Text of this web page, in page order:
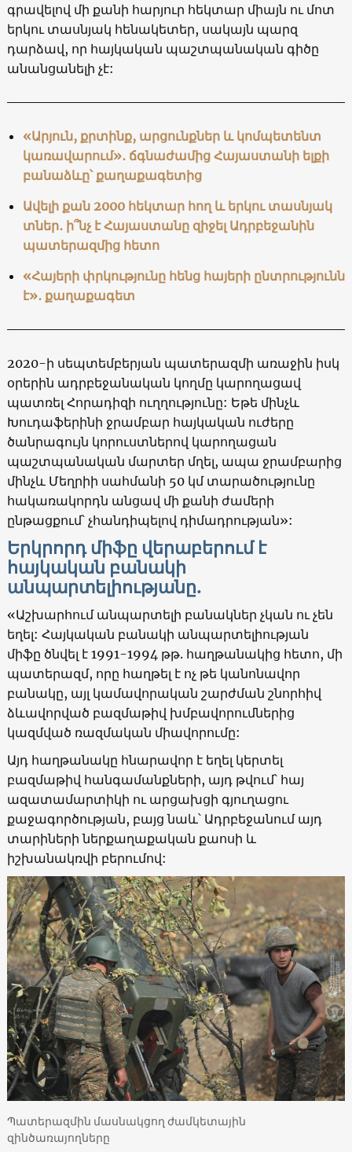
գրավելով մի քանի հարյուր հեկտար միայն ու մոտ
երկու տասնյակ հենակետեր, սակայն պարզ
դարձավ, որ հայկական պաշտպանական գիծը
անանցանելի չէ:
«Արյուն, քրտինք, արցունքներ և կոմպետենտ
կառավարում»․ ճգնաժամից Հայաստանի ելքի
բանաձևը՝ քաղաքագետից
Ավելի քան 2000 հեկտար հող և երկու տասնյակ
տներ․ ի՞նչ է Հայաստանը զիջել Ադրբեջանին
պատերազմից հետո
«Հայերի փրկությունը հենց հայերի ընտրությունն
է»․ քաղաքագետ
2020-ի սեպտեմբերյան պատերազմի առաջին իսկ
օրերին ադրբեջանական կողմը կարողացավ
պատռել Հորադիզի ուղղությունը: Եթե մինչև
Խուդաֆերինի ջրամբար հայկական ուժերը
ծանրագույն կորուստներով կարողացան
պաշտպանական մարտեր մղել, ապա ջրամբարից
մինչև Մեղրիի սահմանի 50 կմ տարածությունը
հակառակորդն անցավ մի քանի ժամերի
ընթացքում՝ չհանդիպելով դիմադրության»:
Երկրորդ միֆը վերաբերում է
հայկական բանակի
անպարտելիությանը.
«Աշխարհում անպարտելի բանակներ չկան ու չեն
եղել: Հայկական բանակի անպարտելիության
միֆը ծնվել է 1991-1994 թթ. հաղթանակից հետո, մի
պատերազմ, որը հաղթել է ոչ թե կանոնավոր
բանակը, այլ կամավորական շարժման շնորհիվ
ձևավորված բազմաթիվ խմբավորումներից
կազմված ռազմական միավորումը:
Այդ հաղթանակը հնարավոր է եղել կերտել
բազմաթիվ հանգամանքների, այդ թվում՝ հայ
ազատամարտիկի ու արցախցի գյուղացու
քաջագործության, բայց նաև՝ Ադրբեջանում այդ
տարիների ներքաղաքական քաոսի և
իշխանակռվի բերումով:
Պատերազմին մասնակցող ժամկետային
զինծառայողները